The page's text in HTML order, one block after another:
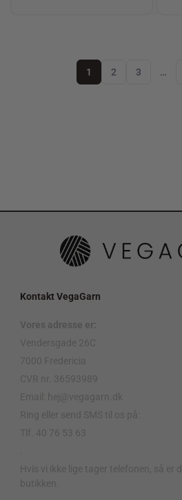
1 2 3 …
Kontakt VegaGarn
Vores adresse er:
Vendersgade 26C
7000 Fredericia
CVR nr. 36593989
Email: hej@vegagarn.dk
Ring eller send SMS til os på:
Tlf. 40 76 53 63
Hvis vi ikke lige tager telefonen, så er
butikken.